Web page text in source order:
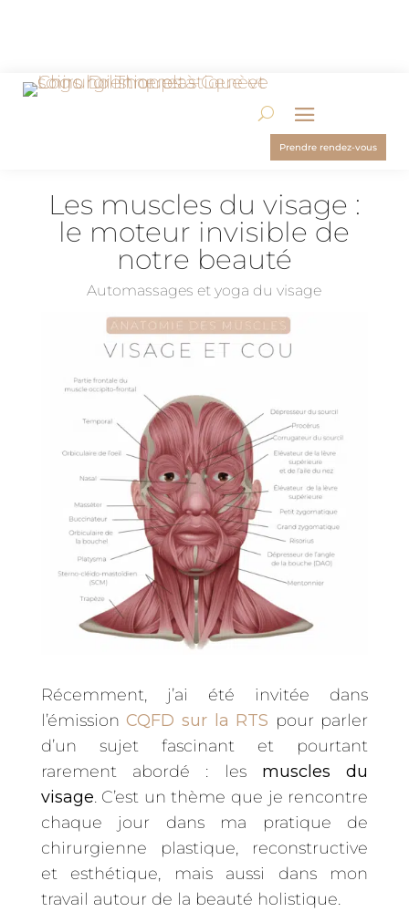
Prendre rendez-vous
Les muscles du visage :
le moteur invisible de
notre beauté
Automassages et yoga du visage
Récemment, j’ai été invitée dans
l’émissionCQFD sur la RTS pour parler
d’un sujet fascinant et pourtant
rarement abordé : les muscles du
visage. C’est un thème que je rencontre
chaque jour dans ma pratique de
chirurgienne plastique, reconstructive
et esthétique, mais aussi dans mon
travail autour de la beauté holistique.